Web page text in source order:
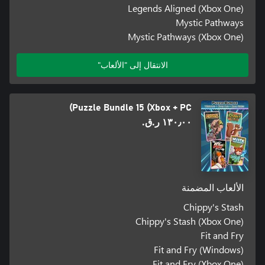
Legends Aligned (Xbox One)
Mystic Pathways
Mystic Pathways (Xbox One)
الانتقال إلى "الألعاب"
Puzzle Bundle 15 (Xbox + PC)
١٣٠٫٠٠ ر.ق.‏
الألعاب المضمنة
Chippy's Stash
Chippy's Stash (Xbox One)
Fit and Fry
Fit and Fry (Windows)